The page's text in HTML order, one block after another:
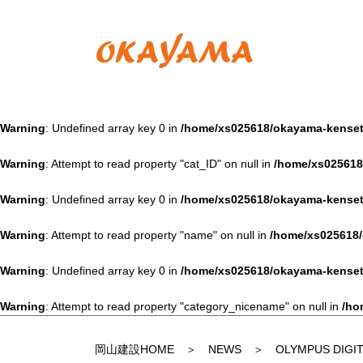
Warning: Undefined array key 0 in /home/xs025618/okayama-
Warning: Attempt to read property "cat_ID" on null in /home/
Warning: Undefined array key 0 in /home/xs025618/okayama-
Warning: Attempt to read property "name" on null in /home/
Warning: Undefined array key 0 in /home/xs025618/okayama-
Warning: Attempt to read property "category_nicename" on null in /
岡山建設HOME ＞ NEWS ＞ OLYMPUS